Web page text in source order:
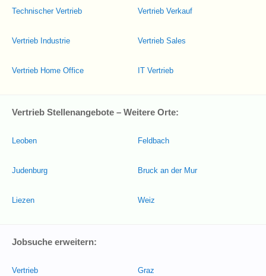
Technischer Vertrieb
Vertrieb Industrie
Vertrieb Home Office
Vertrieb Verkauf
Vertrieb Sales
IT Vertrieb
Vertrieb Stellenangebote – Weitere Orte:
Leoben
Judenburg
Liezen
Feldbach
Bruck an der Mur
Weiz
Jobsuche erweitern:
Vertrieb Graz